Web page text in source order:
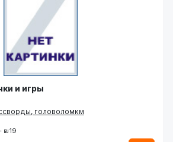
и игры
головоломкм
₪19